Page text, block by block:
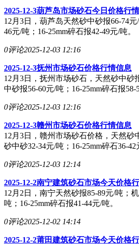
2025-12-3葫芦岛市场砂石今日价格行
12月3日，葫芦岛天然砂中砂报66-74
46元/吨；16-25mm碎石报42-49元/吨。
0评论2025-12-03 12:16
2025-12-3抚州市场砂石价格行情信息
12月3日，抚州市场砂石，天然砂中砂
中砂报56-60元/吨；16-25mm碎石报58-
0评论2025-12-03 12:16
2025-12-3赣州市场砂石价格行情信息
12月3日，赣州市场砂石价格，天然砂
砂中砂32-34元/吨；16-25mm碎石36-42
0评论2025-12-03 12:14
2025-12-2南宁建筑砂石市场今天价格
12月2日，南宁天然砂报85-89元/吨；
吨；16-25mm碎石报41-44元/吨。
0评论2025-12-02 14:14
2025-12-2莆田建筑砂石市场今天价格